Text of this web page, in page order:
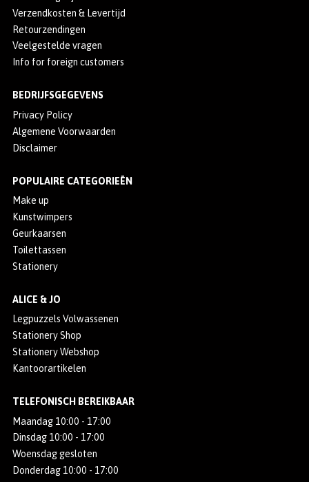
Verzendkosten & Levertijd
Retourzendingen
Veelgestelde vragen
Info for foreign customers
BEDRIJFSGEGEVENS
Privacy Policy
Algemene Voorwaarden
Disclaimer
POPULAIRE CATEGORIEËN
Make up
Kunstwimpers
Geurkaarsen
Toilettassen
Stationery
ALICE & JO
Legpuzzels Volwassenen
Stationery Shop
Stationery Webshop
Kantoorartikelen
TELEFONISCH BEREIKBAAR
Maandag 10:00 - 17:00
Dinsdag 10:00 - 17:00
Woensdag gesloten
Donderdag 10:00 - 17:00